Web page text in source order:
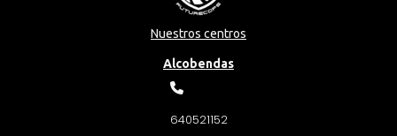
Nuestros centros
Alcobendas
640521152